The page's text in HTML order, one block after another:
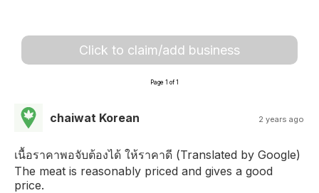
Click to claim/add business
Page 1 of 1
chaiwat Korean 2 years ago
เนื้อราคาพอจับต้องได้ ให้ราคาดี (Translated by Google)
The meat is reasonably priced and gives a good
price.